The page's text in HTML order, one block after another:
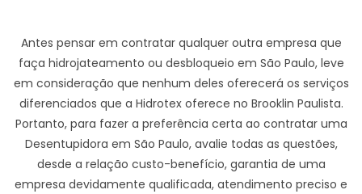
Antes pensar em contratar qualquer outra empresa que
faça hidrojateamento ou desbloqueio em São Paulo, leve
em consideração que nenhum deles oferecerá os serviços
diferenciados que a Hidrotex oferece no Brooklin Paulista.
Portanto, para fazer a preferência certa ao contratar uma
Desentupidora em São Paulo, avalie todas as questões,
desde a relação custo-benefício, garantia de uma
empresa devidamente qualificada, atendimento preciso e